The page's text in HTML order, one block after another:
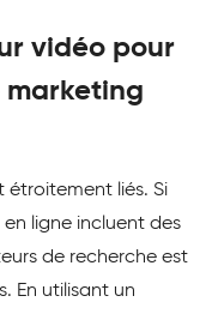
vidéo pour
marketing
étroitement liés. Si
ligne incluent des
de recherche est
En utilisant un